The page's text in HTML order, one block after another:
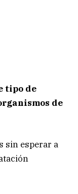
tipo de
de
sin esperar a